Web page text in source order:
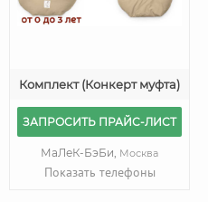
Комплект (Конкерт муфта)
ЗАПРОСИТЬ ПРАЙС-ЛИСТ
МаЛеК-БэБи, Москва
Показать телефоны